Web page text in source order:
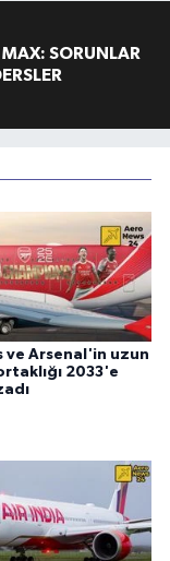
SORUNLAR
ve Arsenal'in uzun
2033'e